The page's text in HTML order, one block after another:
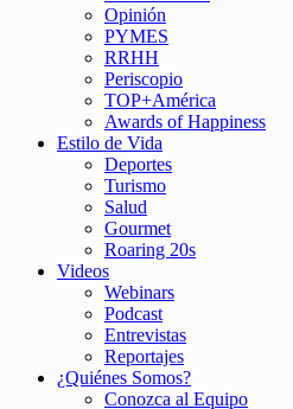
Opinión
PYMES
RRHH
Periscopio
TOP+América
Awards of Happiness
Estilo de Vida
Deportes
Turismo
Salud
Gourmet
Roaring 20s
Videos
Webinars
Podcast
Entrevistas
Reportajes
¿Quiénes Somos?
Conozca al Equipo